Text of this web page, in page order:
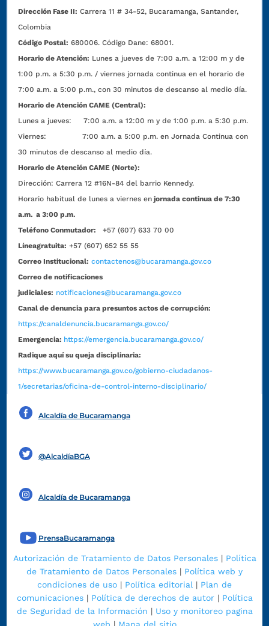
Dirección Fase II: Carrera 11 # 34-52, Bucaramanga, Santander,
Colombia
Código Postal: 680006. Código Dane: 68001.
Horario de Atención: Lunes a jueves de 7:00 a.m. a 12:00 m y de
1:00 p.m. a 5:30 p.m. / viernes jornada continua en el horario de
7:00 a.m. a 5:00 p.m., con 30 minutos de descanso al medio día.
Horario de Atención CAME (Central):
Lunes a jueves: 7:00 a.m. a 12:00 m y de 1:00 p.m. a 5:30 p.m.
Viernes: 7:00 a.m. a 5:00 p.m. en Jornada Continua con
30 minutos de descanso al medio día.
Horario de Atención CAME (Norte):
Dirección:Carrera 12 #16N-84 del barrio Kennedy.
Horario habitual de lunes a viernes en jornada continua de 7:30
a.m. a 3:00 p.m.
Teléfono Conmutador:
+57 (607) 633 70 00
Líneagratuita: +57 (607) 652 55 55
Correo Institucional: contactenos@bucaramanga.gov.co
Correo de notificaciones
judiciales: notificaciones@bucaramanga.gov.co
Canal de denuncia para presuntos actos de corrupción:
https://canaldenuncia.bucaramanga.gov.co/
Emergencia: https://emergencia.bucaramanga.gov.co/
Radique aquí su queja disciplinaria:
https://www.bucaramanga.gov.co/gobierno-ciudadanos-
1/secretarias/oficina-de-control-interno-disciplinario/
Alcaldía de Bucaramanga
@AlcaldíaBGA
Alcaldía de Bucaramanga
PrensaBucaramanga
Autorización de Tratamiento de Datos Personales| Política
de Tratamiento de Datos Personales | Política web y
condiciones de uso | Política editorial | Plan de
comunicaciones| Política de derechos de autor| Política
de Seguridad de la Información | Uso y monitoreo pagina